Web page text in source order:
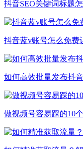
抖音SEO关键词标题
抖音蓝v账号怎么免费
如何高效批量发布抖
做视频号容易踩的10个